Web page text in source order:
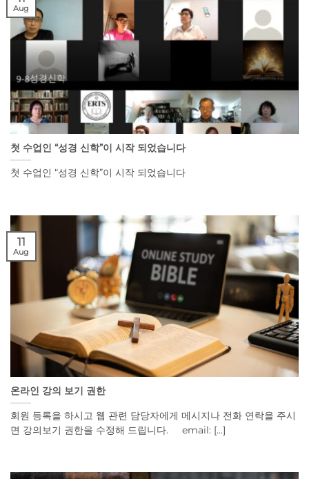
첫 수업인 “성경 신학”이 시작 되었습니다
첫 수업인 “성경 신학”이 시작 되었습니다
Aug
온라인 강의 보기 권한
회원 등록을 하시고 웹 관련 담당자에게 메시지나 전화 연락을 주시
면 강의보기 권한을 수정해 드립니다. email: [...]
11
Aug